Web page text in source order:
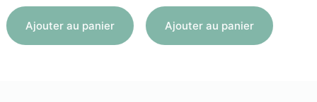
Ajouter au panier Ajouter au panier